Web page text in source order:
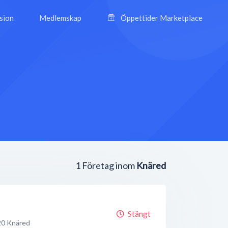
Medlemskap Öppettider Marketplace
1 Företag inom Knäred
Knäred
Stängt